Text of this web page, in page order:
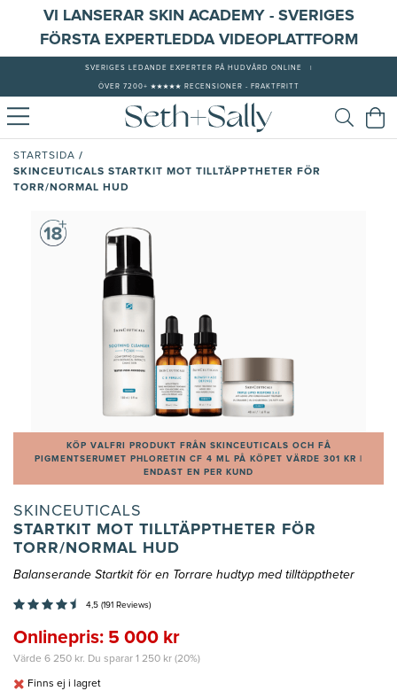
VI LANSERAR SKIN ACADEMY - SVERIGES
FÖRSTA EXPERTLEDDA VIDEOPLATTFORM
SVERIGES LEDANDE EXPERTER PÅ HUDVÅRD ONLINE
ÖVER 7200+ ★★★★★ RECENSIONER - FRAKTFRITT
STARTSIDA /
SKINCEUTICALS STARTKIT MOT TILLTÄPPTHETER FÖR
TORR/NORMAL HUD
KÖP VALFRI PRODUKT FRÅN SKINCEUTICALS OCH FÅ
PIGMENTSERUMET PHLORETIN CF 4 ML PÅ KÖPET VÄRDE 301 KR |
ENDAST EN PER KUND
SKINCEUTICALS
STARTKIT MOT TILLTÄPPTHETER FÖR
TORR/NORMAL HUD
Balanserande Startkit för en Torrare hudtyp med tilltäpptheter
4,5 (191 Reviews)
Onlinepris: 5 000 kr
Värde 6 250 kr. Du sparar 1 250 kr (20%)
Finns ej i lagret